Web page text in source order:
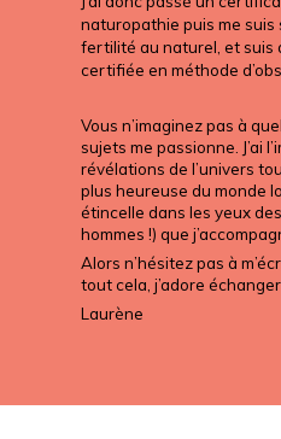
naturopathie puis me suis
fertilité au naturel, et suis
certifiée en méthode
Vous n’imaginez pas à
sujets me passionne. J’ai
révélations de l’univers
plus heureuse du monde
étincelle dans les yeux
hommes !) que
Alors n’hésitez pas à
tout cela, j’adore
Laurène